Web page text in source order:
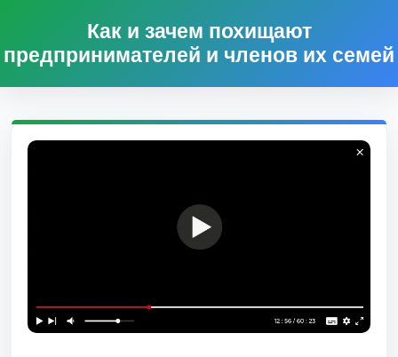
Как и зачем похищают
предпринимателей и членов их семей